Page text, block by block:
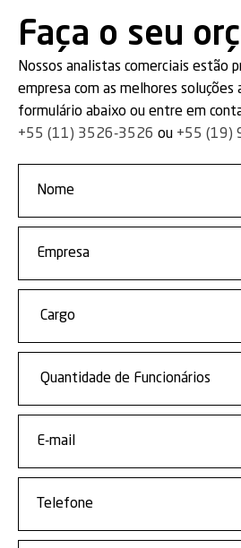
Faça o seu
Nossos analistas comerciais estão
empresa com as melhores soluções
formulário abaixo ou entre em
+55 (11) 3526-3526 ou +55 (19)